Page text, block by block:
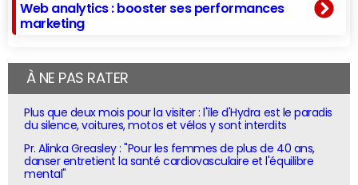
Web analytics : booster ses performances
marketing
À NE PAS RATER
Plus que deux mois pour la visiter : l'île d'Hydra est le paradis
du silence, voitures, motos et vélos y sont interdits
Pr. Alinka Greasley : "Pour les femmes de plus de 40 ans,
danser entretient la santé cardiovasculaire et l'équilibre
mental"